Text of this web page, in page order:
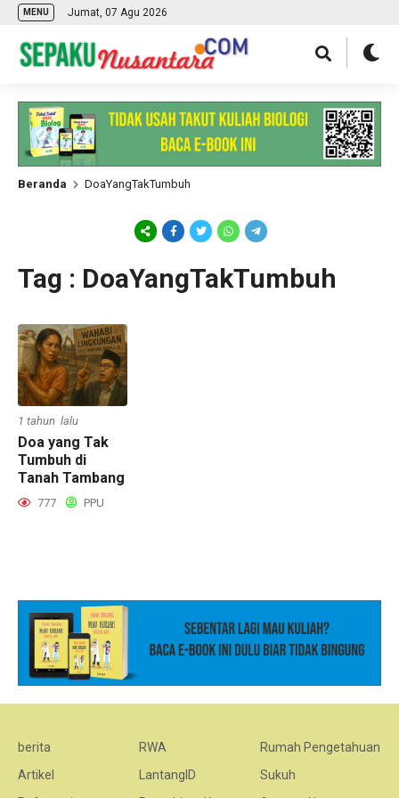
MENU Jumat, 07 Agu 2026
Beranda DoaYangTakTumbuh
Tag : DoaYangTakTumbuh
1 tahun lalu
Doa yang Tak
Tumbuh di
Tanah Tambang
777 PPU
berita
Artikel
RWA
LantangID
Rumah Pengetahuan
Sukuh